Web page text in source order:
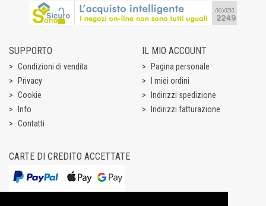
SUPPORTO
Condizioni di vendita
Privacy
Cookie
Info
Contatti
IL MIO ACCOUNT
Pagina personale
I miei ordini
Indirizzi spedizione
Indirizzi fatturazione
CARTE DI CREDITO ACCETTATE